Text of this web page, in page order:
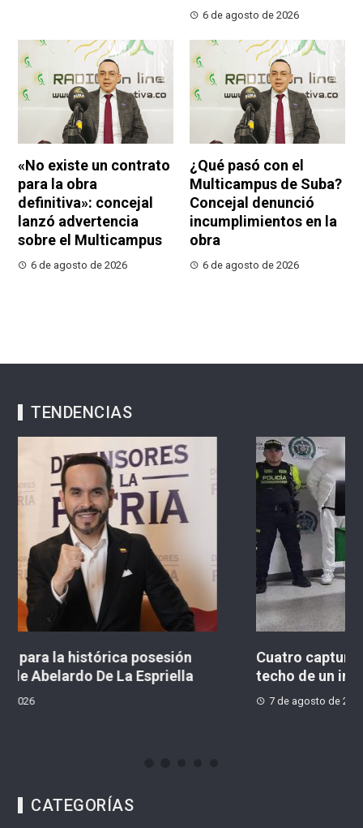
6 de agosto de 2026
«No existe un contrato
para la obra
definitiva»: concejal
lanzó advertencia
sobre el Multicampus
6 de agosto de 2026
¿Qué pasó con el
Multicampus de Suba?
Concejal denunció
incumplimientos en la
obra
6 de agosto de 2026
TENDENCIAS
Cuatro capturados tras presunto hurto por el
techo de un inmueble en Barrios Unidos
7 de agosto de 2026
CATEGORÍAS